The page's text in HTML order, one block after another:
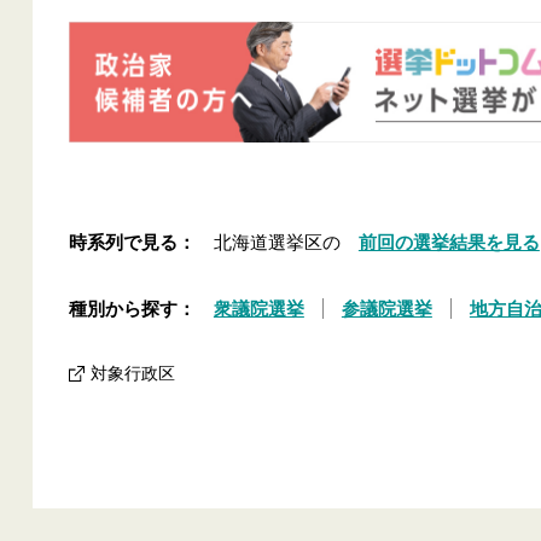
時系列で見る： 北海道選挙区の 前回の選挙結果を見る
種別から探す： 衆議院選挙 参議院選挙 地方自
対象行政区